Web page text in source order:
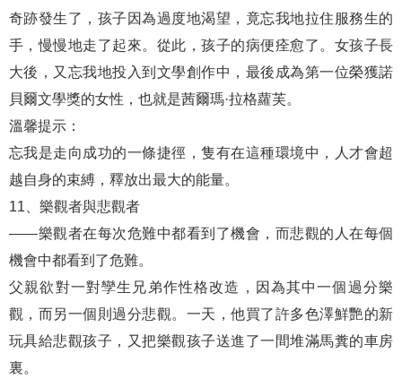
奇跡發生了，孩子因為過度地渴望，竟忘我地拉住服務生的
手，慢慢地走了起來。從此，孩子的病便痊愈了。女孩子長
大後，又忘我地投入到文學創作中，最後成為第一位榮獲諾
貝爾文學獎的女性，也就是茜爾瑪·拉格蘿芙。
溫馨提示：
忘我是走向成功的一條捷徑，隻有在這種環境中，人才會超
越自身的束縛，釋放出最大的能量。
11、樂觀者與悲觀者
——樂觀者在每次危難中都看到了機會，而悲觀的人在每個
機會中都看到了危難。
父親欲對一對孿生兄弟作性格改造，因為其中一個過分樂
觀，而另一個則過分悲觀。一天，他買了許多色澤鮮艷的新
玩具給悲觀孩子，又把樂觀孩子送進了一間堆滿馬糞的車房
裏。